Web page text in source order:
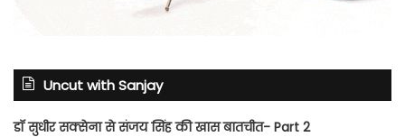
Uncut with Sanjay
डॉ सुधीर सक्सेना से संजय सिंह की खास बातचीत- Part 2